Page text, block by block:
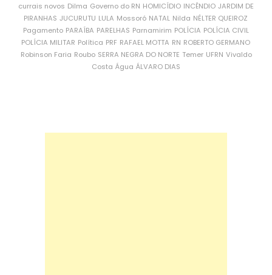
currais novos Dilma Governo do RN HOMICÍDIO INCÊNDIO JARDIM DE
PIRANHAS JUCURUTU LULA Mossoró NATAL Nilda NÉLTER QUEIROZ
Pagamento PARAÍBA PARELHAS Parnamirim POLÍCIA POLÍCIA CIVIL
POLÍCIA MILITAR Política PRF RAFAEL MOTTA RN ROBERTO GERMANO
Robinson Faria Roubo SERRA NEGRA DO NORTE Temer UFRN Vivaldo
Costa Água ÁLVARO DIAS